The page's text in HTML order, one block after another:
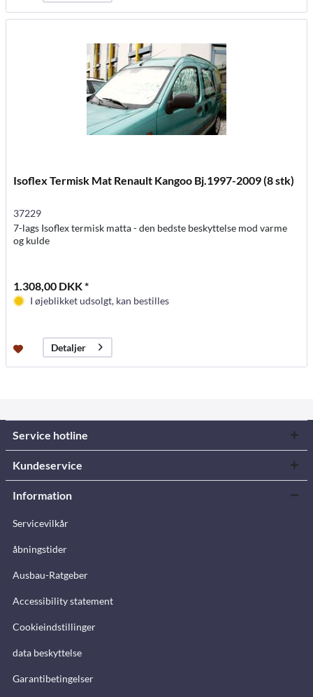
Isoflex Termisk Mat Renault Kangoo Bj.1997-2009 (8 stk)
37229
7-lags Isoflex termisk matta - den bedste beskyttelse mod varme
og kulde
1.308,00 DKK *
I øjeblikket udsolgt, kan bestilles
Detaljer
Service hotline
Kundeservice
Information
Servicevilkår
åbningstider
Ausbau-Ratgeber
Accessibility statement
Cookieindstillinger
data beskyttelse
Garantibetingelser